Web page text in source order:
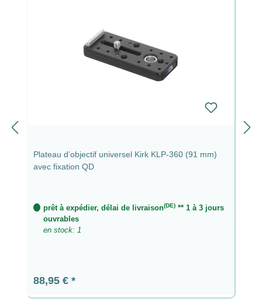
Plateau d’objectif universel Kirk KLP-360 (91 mm)
avec fixation QD
prêt à expédier, délai de livraison(DE)** 1 à 3 jours
ouvrables
en stock: 1
Prix régulier :
88,95 €